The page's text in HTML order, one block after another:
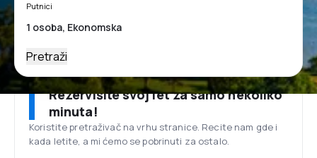
Putnici
Pretraži
Rezervišite svoj let za samo nekoliko
minuta!
Koristite pretraživač na vrhu stranice. Recite nam gde i
kada letite, a mi ćemo se pobrinuti za ostalo.